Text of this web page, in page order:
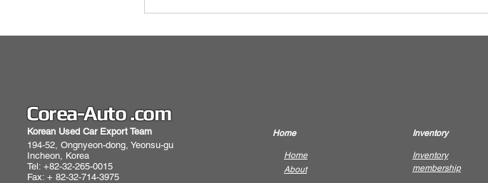
Corea-Auto .com
Korean Used Car Export Team
194-52, Ongnyeon-dong, Yeonsu-gu
Incheon, Korea
Tel: +82-32-265-0015
Fax: + 82-32-714-3975
Home
Home
About
Inventory
Inventory
membership